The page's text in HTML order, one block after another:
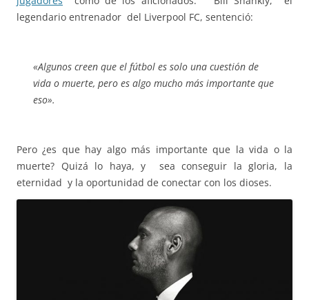
legendario entrenador del Liverpool FC, sentenció:
«Algunos creen que el fútbol es solo una cuestión de
vida o muerte, pero es algo mucho más importante que
eso».
Pero ¿es que hay algo más importante que la vida o la
muerte? Quizá lo haya, y sea conseguir la gloria, la
eternidad y la oportunidad de conectar con los dioses.